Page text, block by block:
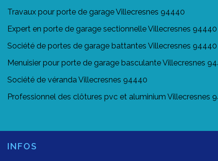
Travaux pour porte de garage Villecresnes 94440
Expert en porte de garage sectionnelle Villecresnes 94440
Société de portes de garage battantes Villecresnes 94440
Menuisier pour porte de garage basculante Villecresnes
Société de véranda Villecresnes 94440
Professionnel des clôtures pvc et aluminium Villecresnes
INFOS